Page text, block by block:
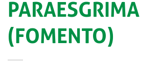
PARAESGRIMA
(FOMENTO)